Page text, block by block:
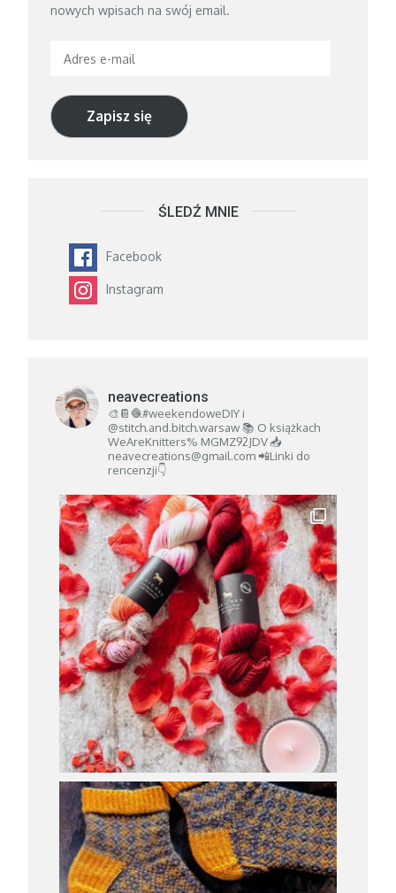
nowych wpisach na swój email.
Adres
mail
Zapisz się
ŚLEDŹ MNIE
Facebook
Instagram
neavecreations
🎨📔🧶#weekendoweDIY i
@stitch.and.bitch.warsaw📚 O książkach
WeAreKnitters% MGMZ92JDV📥
neavecreations@gmail.com📲Linki do
rencenzji👇